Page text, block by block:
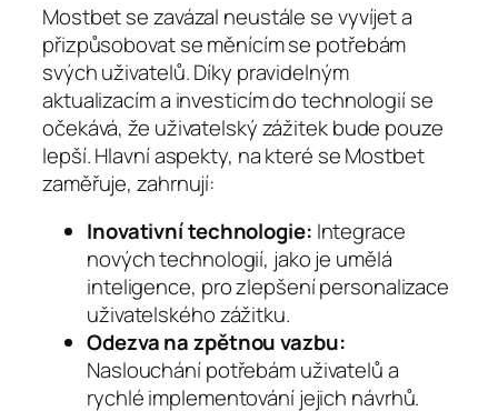
Mostbet se zavázal neustále se vyvíjet a
přizpůsobovat se měnícím se potřebám
svých uživatelů. Díky pravidelným
aktualizacím a investicím do technologií se
očekává, že uživatelský zážitek bude pouze
lepší. Hlavní aspekty, na které se Mostbet
zaměřuje, zahrnují:
Inovativní technologie: Integrace
nových technologií, jako je umělá
inteligence, pro zlepšení personalizace
uživatelského zážitku.
Odezva na zpětnou vazbu:
Naslouchání potřebám uživatelů a
rychlé implementování jejich návrhů.